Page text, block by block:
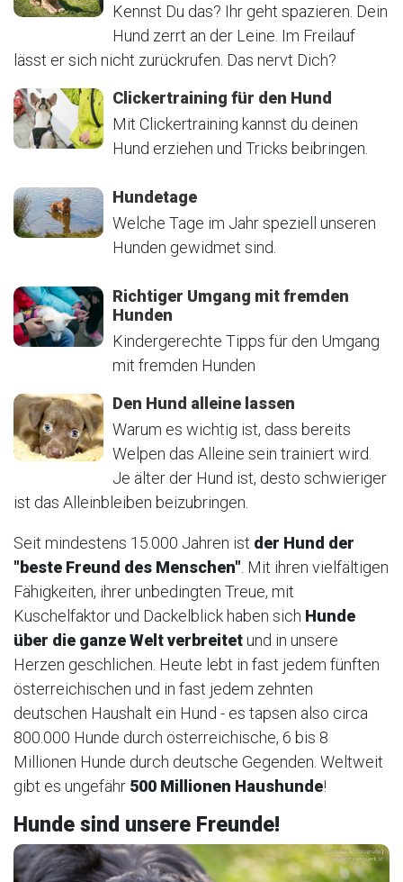
Kennst Du das? Ihr geht spazieren. Dein
Hund zerrt an der Leine. Im Freilauf
lässt er sich nicht zurückrufen. Das nervt Dich?
Clickertraining für den Hund
Mit Clickertraining kannst du deinen
Hund erziehen und Tricks beibringen.
Hundetage
Welche Tage im Jahr speziell unseren
Hunden gewidmet sind.
Richtiger Umgang mit fremden
Hunden
Kindergerechte Tipps für den Umgang
mit fremden Hunden
Den Hund alleine lassen
Warum es wichtig ist, dass bereits
Welpen das Alleine sein trainiert wird.
Je älter der Hund ist, desto schwieriger
ist das Alleinbleiben beizubringen.
Seit mindestens 15.000 Jahren ist der Hund der
"beste Freund des Menschen" . Mit ihren vielfältigen
Fähigkeiten, ihrer unbedingten Treue, mit
Kuschelfaktor und Dackelblick haben sich Hunde
über die ganze Welt verbreitetund in unsere
Herzen geschlichen. Heute lebt in fast jedem fünften
österreichischen und in fast jedem zehnten
deutschen Haushalt ein Hund - es tapsen also circa
800.000 Hunde durch österreichische, 6 bis 8
Millionen Hunde durch deutsche Gegenden. Weltweit
gibt es ungefähr 500 Millionen Haushunde!
Hunde sind unsere Freunde!